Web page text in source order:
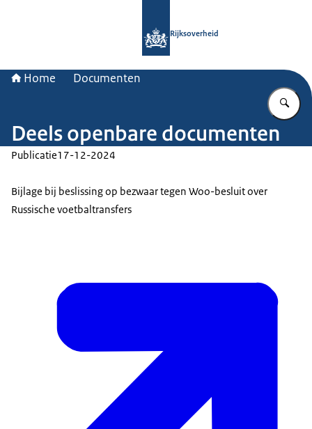
Rijksoverheid
Home Documenten
Deels openbare documenten
Publicatie17-12-2024
Bijlage bij beslissing op bezwaar tegen Woo-besluit over
Russische voetbaltransfers